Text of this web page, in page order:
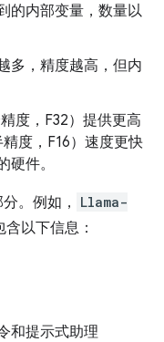
的内部变量，数量以
多，精度越高，但内
度，F32）提供更高
度，F16）速度更快
硬件。
。例如，
Llama-
含以下信息：
和提示式助理